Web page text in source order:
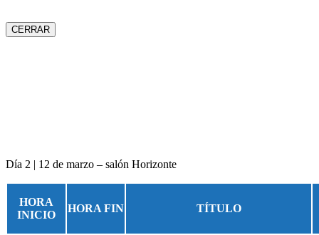
CERRAR
Día 2 | 12 de marzo – salón Horizonte
HORA
INICIO
HORA FIN TÍTULO